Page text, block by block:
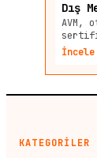
Dış
AVM,
KATEGORİLER